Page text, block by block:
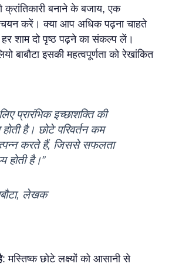
बनाने के बजाय, एक
करें। क्या आप अधिक पढ़ना चाहते
शाम दो पृष्ठ पढ़ने का संकल्प लें।
बाबौटा इसकी महत्वपूर्णता को रेखांकित
प्रारंभिक इच्छाशक्ति की
है। छोटे परिवर्तन कम
करते हैं, जिससे सफलता
होती है।”
लेखक
: मस्तिष्क छोटे लक्ष्यों को आसानी से